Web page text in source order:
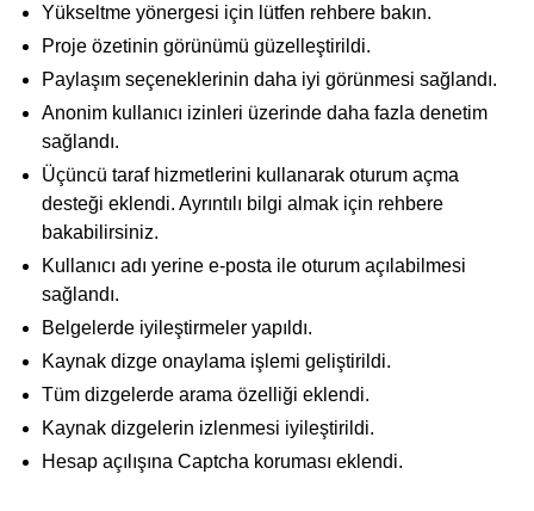
navigation of Yapılandırma yönergesi
Yükseltme yönergesi için lütfen rehbere bakın.
Proje özetinin görünümü güzelleştirildi.
Paylaşım seçeneklerinin daha iyi görünmesi sağlandı.
Anonim kullanıcı izinleri üzerinde daha fazla denetim
sağlandı.
Üçüncü taraf hizmetlerini kullanarak oturum açma
desteği eklendi. Ayrıntılı bilgi almak için rehbere
bakabilirsiniz.
Kullanıcı adı yerine e-posta ile oturum açılabilmesi
sağlandı.
Belgelerde iyileştirmeler yapıldı.
Kaynak dizge onaylama işlemi geliştirildi.
Tüm dizgelerde arama özelliği eklendi.
Kaynak dizgelerin izlenmesi iyileştirildi.
Hesap açılışına Captcha koruması eklendi.